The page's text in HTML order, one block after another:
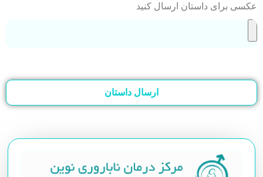
عکسی برای داستان ارسال کنید
ارسال داستان